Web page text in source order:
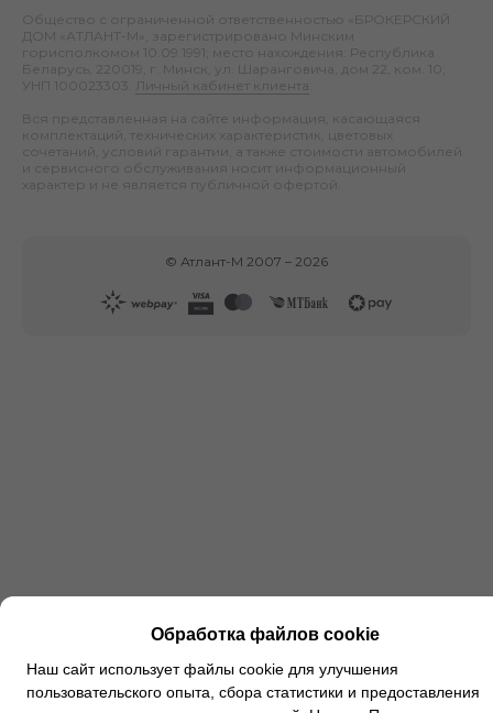
Общество с ограниченной ответственностью «БРОКЕРСКИЙ
ДОМ «АТЛАНТ-М», зарегистрировано Минским
горисполкомом 10.09.1991; место нахождения: Республика
Беларусь, 220019, г. Минск, ул. Шаранговича, дом 22, ком. 10;
УНП 100023303.
Личный кабинет клиента
Вся представленная на сайте информация, касающаяся
комплектаций, технических характеристик, цветовых
сочетаний, условий гарантии, а также стоимости автомобилей
и сервисного обслуживания носит информационный
характер и не является публичной офертой.
© Атлант-М 2007 – 2026
Обработка файлов cookie
Наш сайт использует файлы cookie для улучшения
пользовательского опыта, сбора статистики и предоставления